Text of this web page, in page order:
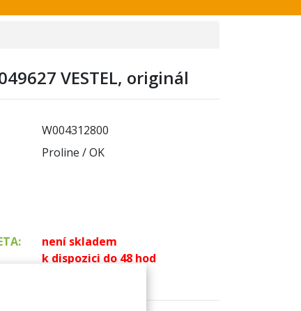
VESTEL, originál
W004312800
Proline / OK
není skladem
k dispozici do 48 hod